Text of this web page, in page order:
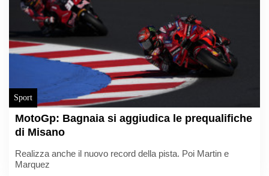
Sport
MotoGp: Bagnaia si aggiudica le prequalifiche
di Misano
Realizza anche il nuovo record della pista. Poi Martin e
Marquez